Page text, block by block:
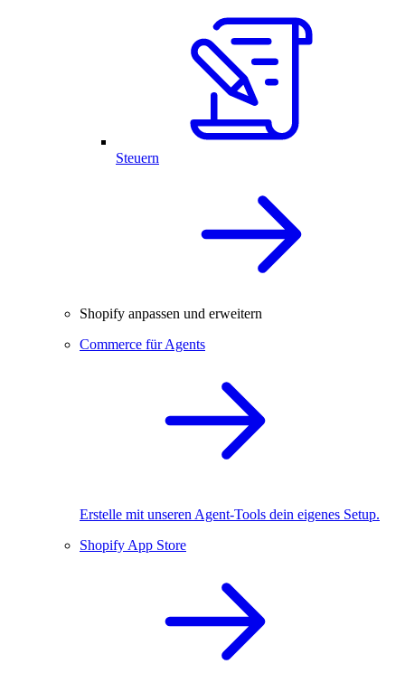
Steuern
Shopify anpassen und erweitern
Commerce für Agents
Erstelle mit unseren Agent-Tools dein eigenes Setup.
Shopify App Store